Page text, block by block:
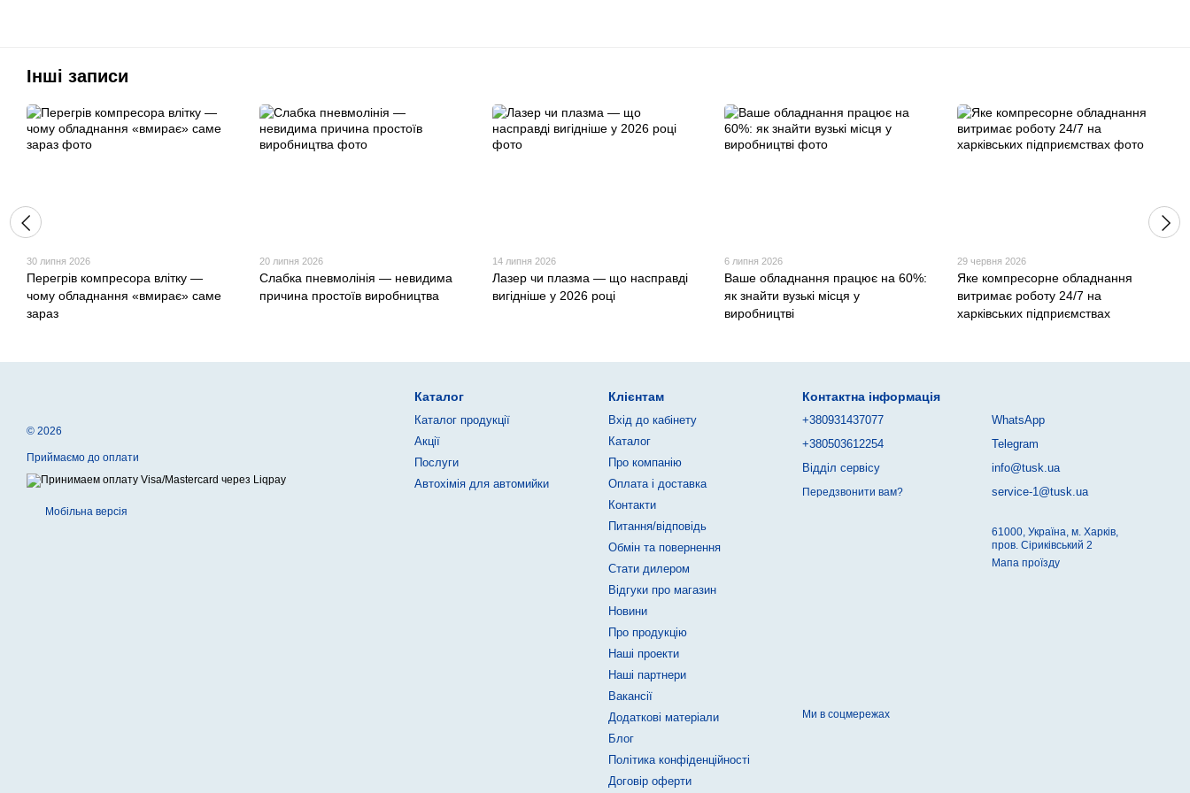
Інші записи
30 липня 2026
Перегрів компресора влітку —
чому обладнання «вмирає» саме
зараз
20 липня 2026
Слабка пневмолінія — невидима
причина простоїв виробництва
14 липня 2026
Лазер чи плазма — що насправді
вигідніше у 2026 році
6 липня 2026
Ваше обладнання працює на 60%:
як знайти вузькі місця у
виробництві
29 червня 2026
Яке компресорне обладнання
витримає роботу 24/7 на
харківських підприємствах
© 2026
Приймаємо до оплати
Мобільна версія
Каталог
Каталог продукції
Акції
Послуги
Автохімія для автомийки
Клієнтам
Вхід до кабінету
Каталог
Про компанію
Оплата і доставка
Контакти
Питання/відповідь
Обмін та повернення
Стати дилером
Відгуки про магазин
Новини
Про продукцію
Наші проекти
Наші партнери
Вакансії
Додаткові матеріали
Блог
Політика конфіденційності
Договір оферти
Контактна інформація
+380931437077
+380503612254
Відділ сервісу
Передзвонити вам?
WhatsApp
Telegram
info@tusk.ua
service-1@tusk.ua
61000, Україна, м. Харків,
пров. Сіриківський 2
Мапа проїзду
Ми в соцмережах